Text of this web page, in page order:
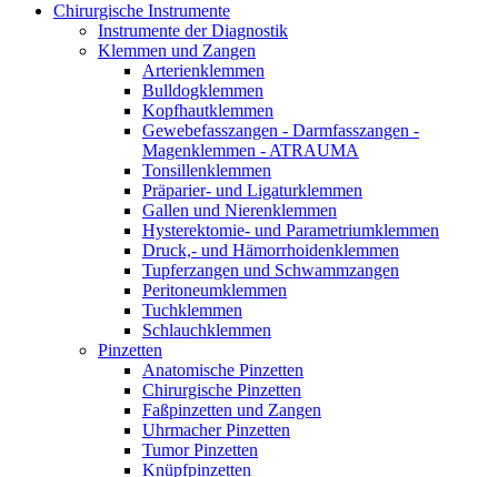
Chirurgische Instrumente
Instrumente der Diagnostik
Klemmen und Zangen
Arterienklemmen
Bulldogklemmen
Kopfhautklemmen
Gewebefasszangen - Darmfasszangen -
Magenklemmen - ATRAUMA
Tonsillenklemmen
Präparier- und Ligaturklemmen
Gallen und Nierenklemmen
Hysterektomie- und Parametriumklemmen
Druck,- und Hämorrhoidenklemmen
Tupferzangen und Schwammzangen
Peritoneumklemmen
Tuchklemmen
Schlauchklemmen
Pinzetten
Anatomische Pinzetten
Chirurgische Pinzetten
Faßpinzetten und Zangen
Uhrmacher Pinzetten
Tumor Pinzetten
Knüpfpinzetten